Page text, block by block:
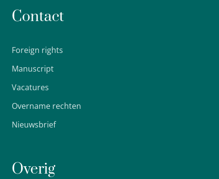
Contact
Foreign rights
Manuscript
Vacatures
Overname rechten
Nieuwsbrief
Overig